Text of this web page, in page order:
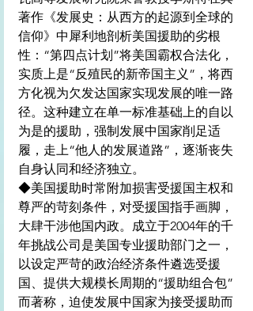
著作《发展史：从西方的起源到全球的
信仰》中犀利地剖析美国援助的劣根
性：“第四点计划”将美国霸权合法化，
实质上是“反殖民的新帝国主义”，将西
方化视为欠发达国家实现发展的唯一路
径。这种建立在单一标准基础上的自以
为是的援助，强制发展中国家削足适
履，走上“他人的发展道路”，逐渐丧失
自身认同和经济独立。
◆美国援助时常附加损害受援国主权和
尊严的苛刻条件，对受援国指手画脚，
大肆干涉他国内政。成立于2004年的千
年挑战公司是美国专业援助部门之一，
以设定严苛的政治经济条件遴选受援
国、提供大规模长周期的“援助组合包”
而著称，迫使发展中国家为接受援助而